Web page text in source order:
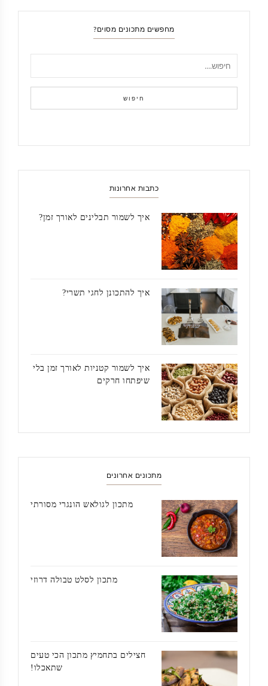
מחפשים מתכונים מסוים?
חיפוש
כתבות אחרונות
איך לשמור תבלינים לאורך זמן?
איך להתכונן לחגי תשרי?
איך לשמור קטניות לאורך זמן בלי
שיפתחו חרקים
מתכונים אחרונים
מתכון לגולאש הונגרי מסורתי
מתכון לסלט טבולה דרוזי
חצילים בתחמיץ מתכון הכי טעים
שתאכלו!